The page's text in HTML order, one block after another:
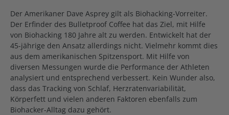
Der Amerikaner Dave Asprey gilt als Biohacking-Vorreiter.
Der Erfinder des Bulletproof Coffee hat das Ziel, mit Hilfe
von Biohacking 180 Jahre alt zu werden. Entwickelt hat der
45-jährige den Ansatz allerdings nicht. Vielmehr kommt dies
aus dem amerikanischen Spitzensport. Mit Hilfe von
diversen Messungen wurde die Performance der Athleten
analysiert und entsprechend verbessert. Kein Wunder also,
dass das Tracking von Schlaf, Herzratenvariabilität,
Körperfett und vielen anderen Faktoren ebenfalls zum
Biohacker-Alltag dazu gehört.